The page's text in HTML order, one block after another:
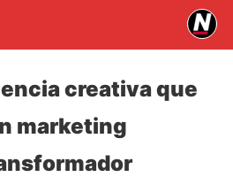
creativa que
marketing